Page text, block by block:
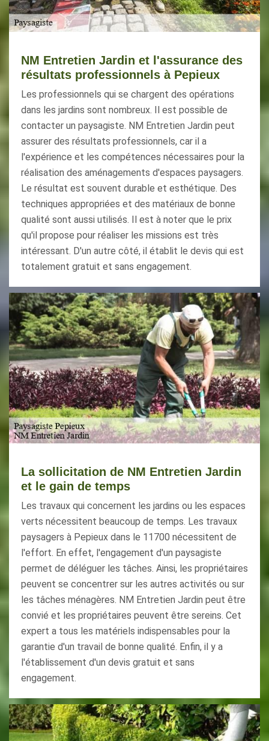
NM Entretien Jardin et l'assurance des
résultats professionnels à Pepieux
Les professionnels qui se chargent des opérations
dans les jardins sont nombreux. Il est possible de
contacter un paysagiste. NM Entretien Jardin peut
assurer des résultats professionnels, car il a
l'expérience et les compétences nécessaires pour la
réalisation des aménagements d'espaces paysagers.
Le résultat est souvent durable et esthétique. Des
techniques appropriées et des matériaux de bonne
qualité sont aussi utilisés. Il est à noter que le prix
qu'il propose pour réaliser les missions est très
intéressant. D'un autre côté, il établit le devis qui est
totalement gratuit et sans engagement.
La sollicitation de NM Entretien Jardin
et le gain de temps
Les travaux qui concernent les jardins ou les espaces
verts nécessitent beaucoup de temps. Les travaux
paysagers à Pepieux dans le 11700 nécessitent de
l'effort. En effet, l'engagement d'un paysagiste
permet de déléguer les tâches. Ainsi, les propriétaires
peuvent se concentrer sur les autres activités ou sur
les tâches ménagères. NM Entretien Jardin peut être
convié et les propriétaires peuvent être sereins. Cet
expert a tous les matériels indispensables pour la
garantie d'un travail de bonne qualité. Enfin, il y a
l'établissement d'un devis gratuit et sans
engagement.